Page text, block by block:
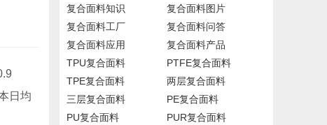
日均
复合面料知识
复合面料图片
复合面料工厂
复合面料问答
复合面料应用
复合面料产品
TPU复合面料
PTFE复合面料
TPE复合面料
两层复合面料
三层复合面料
PE复合面料
PU复合面料
PUR复合面料